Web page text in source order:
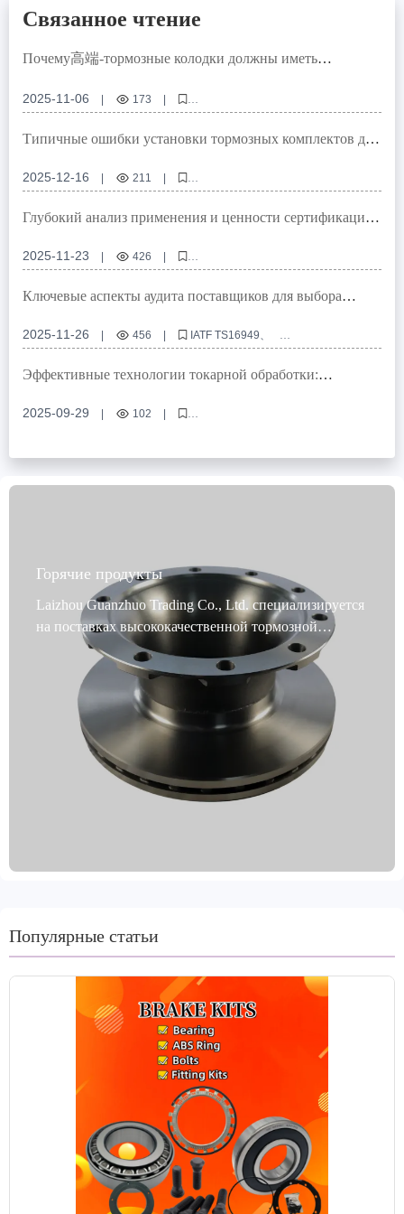
Связанное чтение
Почему高端-тормозные колодки должны иметь
контроля качества от проектирования до производства
2025-11-06 173
международные сертификаты тормозных колодок
VCA COP аудит
управление качеством в производстве тормозных колодок
Типичные ошибки установки тормозных комплектов для
2025-12-16 211
тормозной комплект для коммерческого транспорта
совместимость тормозных систем
установка ABS-зубчатого венца
проверка тормозной системы
Глубокий анализ применения и ценности сертификации
автомобилей
2025-11-23 426
сертификация IATF TS16949 для тормозных дисков
управление качеством в автомобильной промышленности
контроль качества компонентов тормозной системы
аудит поставщиков автомобильных компонентов
Ключевые аспекты аудита поставщиков для выбора
промышленности
2025-11-26 456
IATF TS16949
аудитор поставщиков тормозных ступиц
управление качеством в автопроме
сертификация автокомпонентов
контроль цепочки поставок
Эффективные технологии токарной обработки:
толщины тормозных дисков
2025-09-29 102
Горячие продукты
Laizhou Guanzhuo Trading Co., Ltd. специализируется
на поставках высококачественной тормозной
продукции клиентам по всему миру. Наши
тормозные диски для коммерческих транспортных
средств являются первоклассным выбором для
тормозов коммерческих транспортных средств.
Разработанные специально для коммерческих
транспортных средств, эти диски проходят строгие
испытания на динамическую балансировку, а точное
позиционирование отверстий обеспечивает
шлифование, и доступны в различных цветах.
Изготовленные из высококачественных материалов,
таких как серый чугун и GG20, они
сертифицированы по международным стандартам,
таким как IATF TS16949 и R90 E-mark. Мы
предлагаем различные варианты упаковки и
доставки, включая погружение в масло и нанесение
покрытия для защиты от ржавчины. Наш
клиентоориентированный подход предполагает
прием пробных заказов и предоставление
двухлетней гарантии и гарантии пробега в 60 000
Популярные статьи